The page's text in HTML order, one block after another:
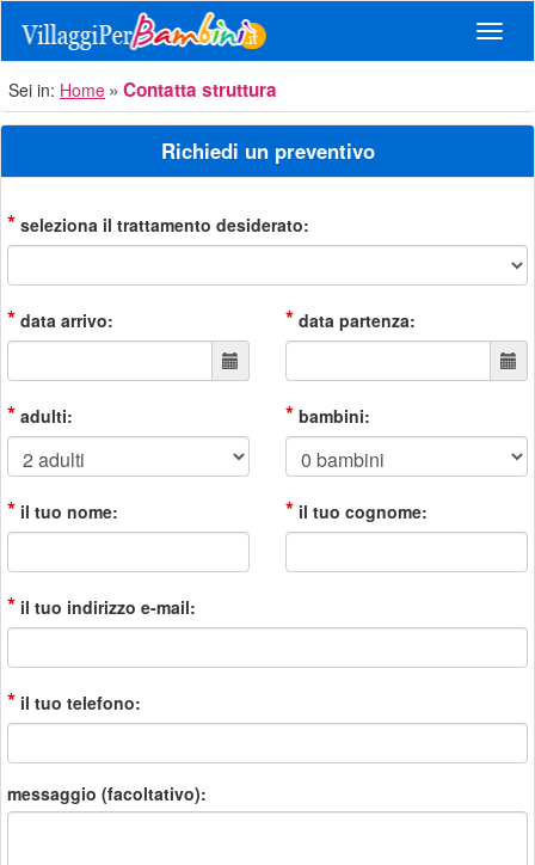
Sei in: Home Contatta struttura
Richiedi un preventivo
* seleziona il trattamento desiderato:
* data arrivo: * data partenza:
* adulti: * bambini:
* il tuo nome: * il tuo cognome:
* il tuo indirizzo e-mail:
* il tuo telefono:
messaggio (facoltativo):